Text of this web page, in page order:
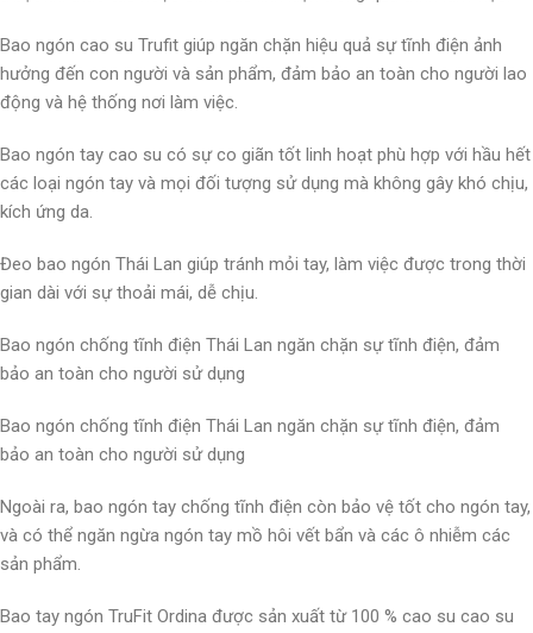
Bao ngón cao su Trufit giúp ngăn chặn hiệu quả sự tĩnh điện ảnh
hưởng đến con người và sản phẩm, đảm bảo an toàn cho người lao
động và hệ thống nơi làm việc.
Bao ngón tay cao su có sự co giãn tốt linh hoạt phù hợp với hầu hết
các loại ngón tay và mọi đối tượng sử dụng mà không gây khó chịu,
kích ứng da.
Đeo bao ngón Thái Lan giúp tránh mỏi tay, làm việc được trong thời
gian dài với sự thoải mái, dễ chịu.
Bao ngón chống tĩnh điện Thái Lan ngăn chặn sự tĩnh điện, đảm
bảo an toàn cho người sử dụng
Bao ngón chống tĩnh điện Thái Lan ngăn chặn sự tĩnh điện, đảm
bảo an toàn cho người sử dụng
Ngoài ra, bao ngón tay chống tĩnh điện còn bảo vệ tốt cho ngón tay,
và có thể ngăn ngừa ngón tay mồ hôi vết bẩn và các ô nhiễm các
sản phẩm.
Bao tay ngón TruFit Ordina được sản xuất từ 100 % cao su cao su